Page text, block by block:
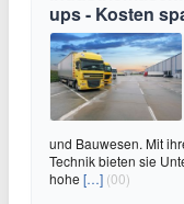
ups - Kosten
und Bauwesen. Mit
Technik bieten sie
hohe […] (00)